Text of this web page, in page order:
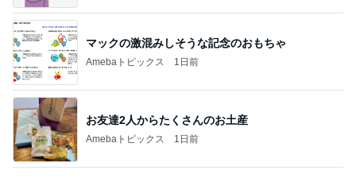
マックの激混みしそうな記念のおもちゃ
Amebaトピックス 1日前
お友達2人からたくさんのお土産
Amebaトピックス 1日前